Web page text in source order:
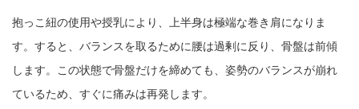
抱っこ紐の使用や授乳により、上半身は極端な巻き肩になりま
す。すると、バランスを取るために腰は過剰に反り、骨盤は前傾
します。この状態で骨盤だけを締めても、姿勢のバランスが崩れ
ているため、すぐに痛みは再発します。